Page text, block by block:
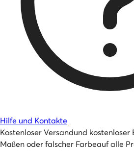
Hilfe und Kontakte
Kostenloser Versandund kostenloser
Maßen oder falscher Farbeauf alle